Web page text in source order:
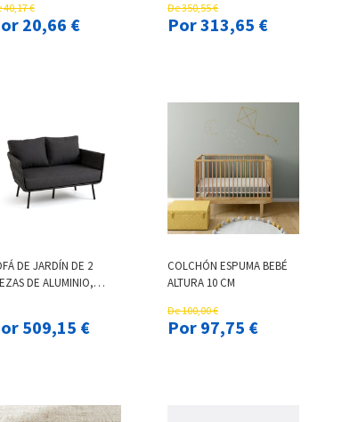
40,17 €
Por 20,66 €
De 350,55 €
Por 313,65 €
DE JARDÍN DE 2
DE ALUMINIO,
Por 509,15 €
COLCHÓN ESPUMA BEBÉ
ALTURA 10 CM
De 100,00 €
Por 97,75 €